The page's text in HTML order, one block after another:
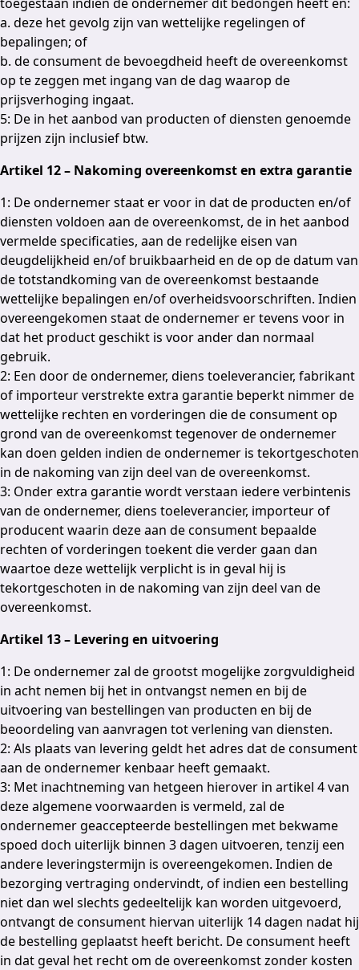
a. deze het gevolg zijn van wettelijke regelingen of
bepalingen; of
b. de consument de bevoegdheid heeft de overeenkomst
op te zeggen met ingang van de dag waarop de
prijsverhoging ingaat.
5: De in het aanbod van producten of diensten genoemde
prijzen zijn inclusief btw.
Artikel 12 – Nakoming overeenkomst en extra garantie
1: De ondernemer staat er voor in dat de producten en/of
diensten voldoen aan de overeenkomst, de in het aanbod
vermelde specificaties, aan de redelijke eisen van
deugdelijkheid en/of bruikbaarheid en de op de datum van
de totstandkoming van de overeenkomst bestaande
wettelijke bepalingen en/of overheidsvoorschriften. Indien
overeengekomen staat de ondernemer er tevens voor in
dat het product geschikt is voor ander dan normaal
gebruik.
2: Een door de ondernemer, diens toeleverancier, fabrikant
of importeur verstrekte extra garantie beperkt nimmer de
wettelijke rechten en vorderingen die de consument op
grond van de overeenkomst tegenover de ondernemer
kan doen gelden indien de ondernemer is tekortgeschoten
in de nakoming van zijn deel van de overeenkomst.
3: Onder extra garantie wordt verstaan iedere verbintenis
van de ondernemer, diens toeleverancier, importeur of
producent waarin deze aan de consument bepaalde
rechten of vorderingen toekent die verder gaan dan
waartoe deze wettelijk verplicht is in geval hij is
tekortgeschoten in de nakoming van zijn deel van de
overeenkomst.
Artikel 13 – Levering en uitvoering
1: De ondernemer zal de grootst mogelijke zorgvuldigheid
in acht nemen bij het in ontvangst nemen en bij de
uitvoering van bestellingen van producten en bij de
beoordeling van aanvragen tot verlening van diensten.
2: Als plaats van levering geldt het adres dat de consument
aan de ondernemer kenbaar heeft gemaakt.
3: Met inachtneming van hetgeen hierover in artikel 4 van
deze algemene voorwaarden is vermeld, zal de
ondernemer geaccepteerde bestellingen met bekwame
spoed doch uiterlijk binnen 3 dagen uitvoeren, tenzij een
andere leveringstermijn is overeengekomen. Indien de
bezorging vertraging ondervindt, of indien een bestelling
niet dan wel slechts gedeeltelijk kan worden uitgevoerd,
ontvangt de consument hiervan uiterlijk 14 dagen nadat hij
de bestelling geplaatst heeft bericht. De consument heeft
in dat geval het recht om de overeenkomst zonder kosten